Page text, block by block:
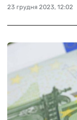
23 грудня 2023, 12:02